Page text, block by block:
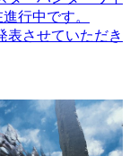
行中です。
表させていただき